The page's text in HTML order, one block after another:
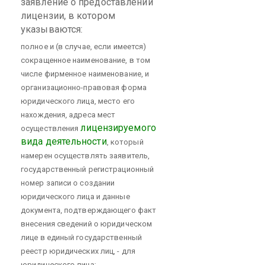
лицензии, в котором
указываются:
полное и (в случае, если имеется)
сокращенное наименование, в том
числе фирменное наименование, и
организационно-правовая форма
юридического лица, место его
нахождения, адреса мест
осуществлениялицензируемого
вида деятельности, который
намерен осуществлять заявитель,
государственный регистрационный
номер записи о создании
юридического лица и данные
документа, подтверждающего факт
внесения сведений о юридическом
лице в единый государственный
реестр юридических лиц, - для